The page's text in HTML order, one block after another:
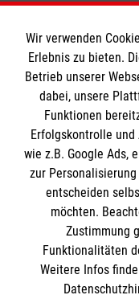
Impressum
Datenschutz
Barrierefreiheit
Kontakt
Die Malteser
Malteser in
Malteserorden
Sharepoint
Wir verwenden
Erlebnis zu bieten.
Betrieb unserer
dabei, unsere
Funktionen
Erfolgskontrolle und
wie z.B. Google Ads,
zur
entscheiden
möchten.
Zustimmung
Funktionalitäten
Weitere Infos